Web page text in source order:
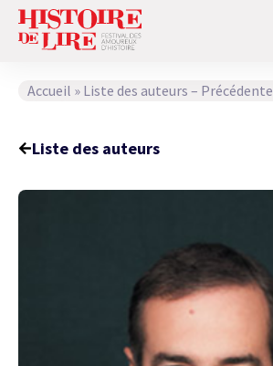
Accueil » Liste des auteurs –
Liste des auteurs